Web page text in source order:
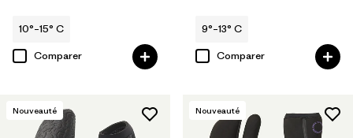
10°–15° C
Comparer
9°–13° C
Comparer
Nouveauté Nouveauté